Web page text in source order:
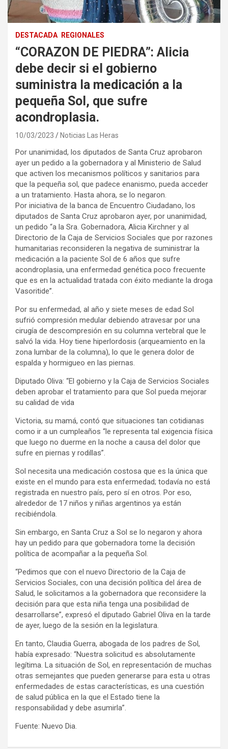
DESTACADA REGIONALES
“CORAZON DE PIEDRA”: Alicia
debe decir si el gobierno
suministra la medicación a la
pequeña Sol, que sufre
acondroplasia.
10/03/2023 Noticias Las Heras
Por unanimidad, los diputados de Santa Cruz aprobaron
ayer un pedido a la gobernadora y al Ministerio de Salud
que activen los mecanismos políticos y sanitarios para
que la pequeña sol, que padece enanismo, pueda acceder
a un tratamiento. Hasta ahora, se lo negaron.
Por iniciativa de la banca de Encuentro Ciudadano, los
diputados de Santa Cruz aprobaron ayer, por unanimidad,
un pedido “a la Sra. Gobernadora, Alicia Kirchner y al
Directorio de la Caja de Servicios Sociales que por razones
humanitarias reconsideren la negativa de suministrar la
medicación a la paciente Sol de 6 años que sufre
acondroplasia, una enfermedad genética poco frecuente
que es en la actualidad tratada con éxito mediante la droga
Vasoritide”.
Por su enfermedad, al año y siete meses de edad Sol
sufrió compresión medular debiendo atravesar por una
cirugía de descompresión en su columna vertebral que le
salvó la vida. Hoy tiene hiperlordosis (arqueamiento en la
zona lumbar de la columna), lo que le genera dolor de
espalda y hormigueo en las piernas.
Diputado Oliva: “El gobierno y la Caja de Servicios Sociales
deben aprobar el tratamiento para que Sol pueda mejorar
su calidad de vida
Victoria, su mamá, contó que situaciones tan cotidianas
como ir a un cumpleaños “le representa tal exigencia física
que luego no duerme en la noche a causa del dolor que
sufre en piernas y rodillas”.
Sol necesita una medicación costosa que es la única que
existe en el mundo para esta enfermedad; todavía no está
registrada en nuestro país, pero sí en otros. Por eso,
alrededor de 17 niños y niñas argentinos ya están
recibiéndola.
Sin embargo, en Santa Cruz a Sol se lo negaron y ahora
hay un pedido para que gobernadora tome la decisión
política de acompañar a la pequeña Sol.
“Pedimos que con el nuevo Directorio de la Caja de
Servicios Sociales, con una decisión política del área de
Salud, le solicitamos a la gobernadora que reconsidere la
decisión para que esta niña tenga una posibilidad de
desarrollarse”, expresó el diputado Gabriel Oliva en la tarde
de ayer, luego de la sesión en la legislatura.
En tanto, Claudia Guerra, abogada de los padres de Sol,
había expresado: “Nuestra solicitud es absolutamente
legítima. La situación de Sol, en representación de muchas
otras semejantes que pueden generarse para esta u otras
enfermedades de estas características, es una cuestión
de salud pública en la que el Estado tiene la
responsabilidad y debe asumirla”.
Fuente: Nuevo Dia.